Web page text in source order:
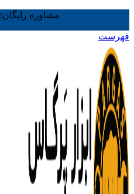
مشاوره رایگان:
فهرست